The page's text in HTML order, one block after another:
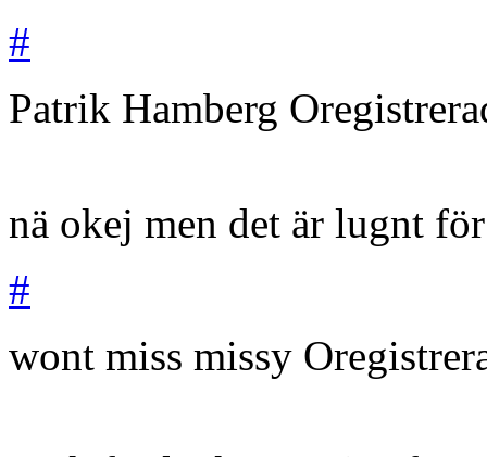
#
Patrik Hamberg
nä okej men det är lugnt
#
wont miss missy